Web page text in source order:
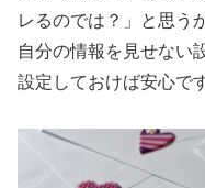
レるのでは？」と思う
自分の情報を見せない
設定しておけば安心です